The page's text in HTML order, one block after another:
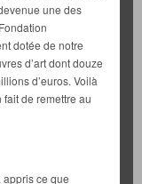
une des
dotée de notre
d’art dont douze
d’euros. Voilà
de remettre au
appris ce que